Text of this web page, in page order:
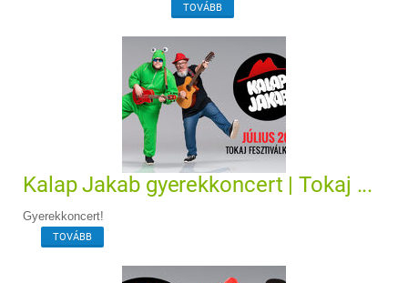
TOVÁBB
Kalap Jakab gyerekkoncert | Tokaj ...
Gyerekkoncert!
TOVÁBB